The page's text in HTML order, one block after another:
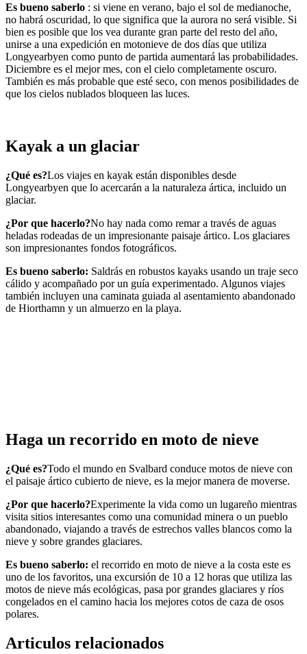
Es bueno saberlo : si viene en verano, bajo el sol de medianoche,
no habrá oscuridad, lo que significa que la aurora no será visible. Si
bien es posible que los vea durante gran parte del resto del año,
unirse a una expedición en motonieve de dos días que utiliza
Longyearbyen como punto de partida aumentará las probabilidades.
Diciembre es el mejor mes, con el cielo completamente oscuro.
También es más probable que esté seco, con menos posibilidades de
que los cielos nublados bloqueen las luces.
Kayak a un glaciar
¿Qué es?Los viajes en kayak están disponibles desde
Longyearbyen que lo acercarán a la naturaleza ártica, incluido un
glaciar.
¿Por que hacerlo?No hay nada como remar a través de aguas
heladas rodeadas de un impresionante paisaje ártico. Los glaciares
son impresionantes fondos fotográficos.
Es bueno saberlo: Saldrás en robustos kayaks usando un traje seco
cálido y acompañado por un guía experimentado. Algunos viajes
también incluyen una caminata guiada al asentamiento abandonado
de Hiorthamn y un almuerzo en la playa.
Haga un recorrido en moto de nieve
¿Qué es?Todo el mundo en Svalbard conduce motos de nieve con
el paisaje ártico cubierto de nieve, es la mejor manera de moverse.
¿Por que hacerlo?Experimente la vida como un lugareño mientras
visita sitios interesantes como una comunidad minera o un pueblo
abandonado, viajando a través de estrechos valles blancos como la
nieve y sobre grandes glaciares.
Es bueno saberlo: el recorrido en moto de nieve a la costa este es
uno de los favoritos, una excursión de 10 a 12 horas que utiliza las
motos de nieve más ecológicas, pasa por grandes glaciares y ríos
congelados en el camino hacia los mejores cotos de caza de osos
polares.
Articulos relacionados